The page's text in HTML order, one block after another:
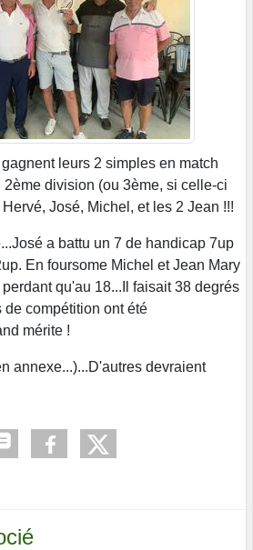
leurs 2 simples en match
division (ou 3ème, si celle-ci
José, Michel, et les 2 Jean !!!
a battu un 7 de handicap 7up
En foursome Michel et Jean Mary
qu'au 18...Il faisait 38 degrés
de compétition ont été
mérite !
annexe...)...D'autres devraient